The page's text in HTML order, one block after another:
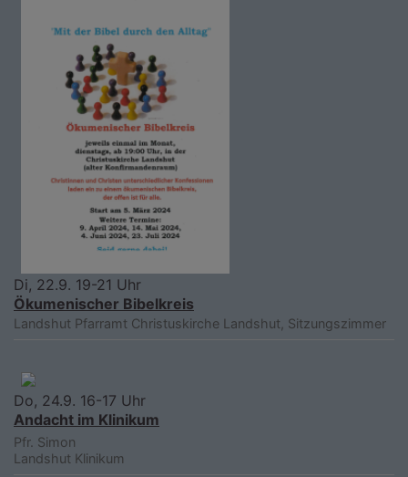
Di, 22.9. 19-21 Uhr
Ökumenischer Bibelkreis
Landshut Pfarramt Christuskirche Landshut, Sitzungszimmer
Do, 24.9. 16-17 Uhr
Andacht im Klinikum
Pfr. Simon
Landshut Klinikum